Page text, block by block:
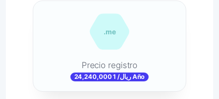
.me
Precio registro
24,240,000 ریال/ 1 Año